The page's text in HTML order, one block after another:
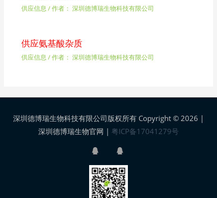
供应信息 / 作者： 深圳德博瑞生物科技有限公司
供应氨基酸杂质
供应信息 / 作者： 深圳德博瑞生物科技有限公司
深圳德博瑞生物科技有限公司版权所有 Copyright © 2026 |
深圳德博瑞生物官网 | 粤ICP备17041279号